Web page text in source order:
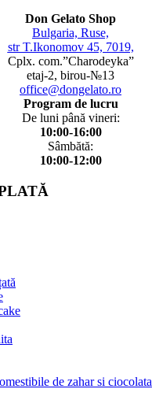
Don Gelato Shop
Bulgaria, Ruse,
str T.Ikonomov 45, 7019,
Cplx. com.”Charodeyka”
etaj-2, birou-№13
office@dongelato.ro
Program de lucru
De luni până vineri:
10:00-16:00
Sâmbătă:
10:00-12:00
de zahar si ciocolata